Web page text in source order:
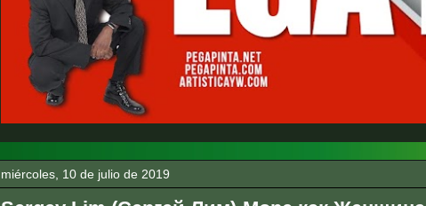
miércoles, 10 de julio de 2019